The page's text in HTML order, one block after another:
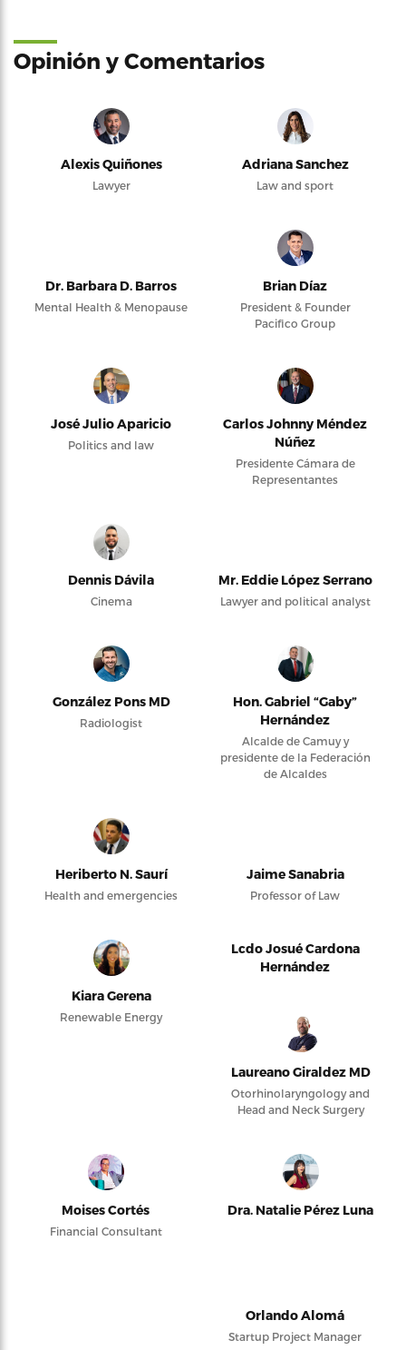
Opinión y Comentarios
Alexis Quiñones
Lawyer
Adriana Sanchez
Law and sport
Dr. Barbara D. Barros
Mental Health & Menopause
Brian Díaz
President & Founder
Pacifico Group
José Julio Aparicio
Politics and law
Carlos Johnny Méndez
Núñez
Presidente Cámara de
Representantes
Dennis Dávila
Cinema
Mr. Eddie López Serrano
Lawyer and political analyst
González Pons MD
Radiologist
Hon. Gabriel “Gaby”
Hernández
Alcalde de Camuy y
presidente de la Federación
de Alcaldes
Heriberto N. Saurí
Health and emergencies
Jaime Sanabria
Professor of Law
Kiara Gerena
Renewable Energy
Lcdo Josué Cardona
Hernández
Laureano Giraldez MD
Otorhinolaryngology and
Head and Neck Surgery
Moises Cortés
Financial Consultant
Dra. Natalie Pérez Luna
Orlando Alomá
Startup Project Manager